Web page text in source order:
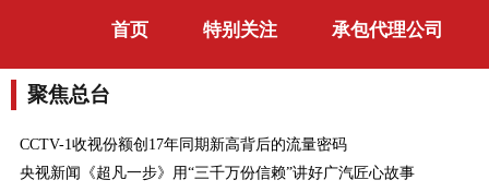
首页 特别关注 承包代理公司
聚焦总台
CCTV-1收视份额创17年同期新高背后的流量密码
央视新闻《超凡一步》用“三千万份信赖”讲好广汽匠心故事